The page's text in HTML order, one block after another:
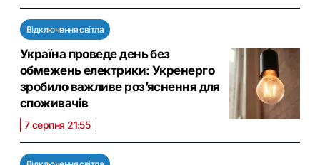
Відключення світла
Україна проведе день без
обмежень електрики: Укренерго
зробило важливе роз’яснення для
споживачів
7 серпня 21:55